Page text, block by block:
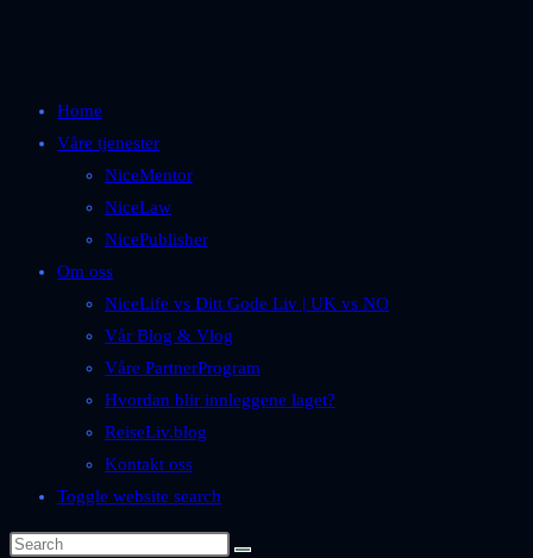
Home
Våre tjenester
NiceMentor
NiceLaw
NicePublisher
Om oss
NiceLife vs Ditt Gode Liv | UK vs NO
Vår Blog & Vlog
Våre PartnerProgram
Hvordan blir innleggene laget?
ReiseLiv.blog
Kontakt oss
Toggle website search